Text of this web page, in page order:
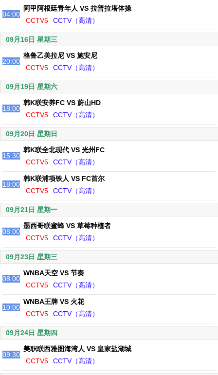
04:00
阿甲阿根廷青年人 VS 拉普拉塔体操
CCTV5
CCTV（高清）
09月16日 星期三
20:00
格鲁乙美拉尼 VS 施安尼
CCTV5
CCTV（高清）
09月19日 星期六
18:00
韩K联安养FC VS 蔚山HD
CCTV5
CCTV（高清）
09月20日 星期日
15:30
韩K联全北现代 VS 光州FC
CCTV5
CCTV（高清）
18:00
韩K联浦项铁人 VS FC首尔
CCTV5
CCTV（高清）
09月21日 星期一
08:00
墨西哥联蜜蜂 VS 草莓种植者
CCTV5
CCTV（高清）
09月23日 星期三
08:00
WNBA天空 VS 节奏
CCTV5
CCTV（高清）
10:00
WNBA王牌 VS 火花
CCTV5
CCTV（高清）
09月24日 星期四
09:30
美职联西雅图海湾人 VS 皇家盐湖城
CCTV5
CCTV（高清）